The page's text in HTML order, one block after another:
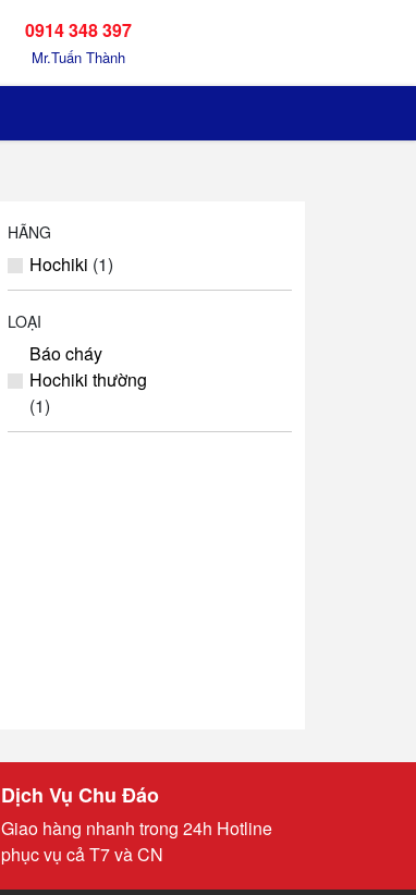
0914 348 397
Mr.Tuấn Thành
HÃNG
Hochiki (1)
LOẠI
Báo cháy
Hochiki thường
(1)
Dịch Vụ Chu Đáo
Giao hàng nhanh trong 24h Hotline
phục vụ cả T7 và CN